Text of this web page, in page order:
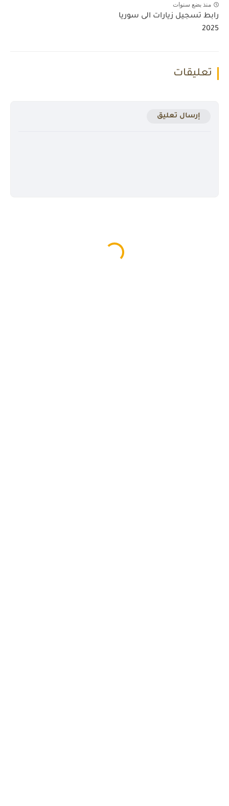
منذ بضع سنوات
رابط تسجيل زيارات الى سوريا
2025
تعليقات
إرسال تعليق